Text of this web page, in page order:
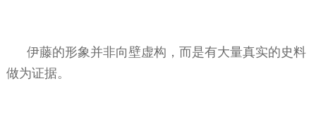
伊藤的形象并非向壁虚构，而是有大量真实的史料
做为证据。